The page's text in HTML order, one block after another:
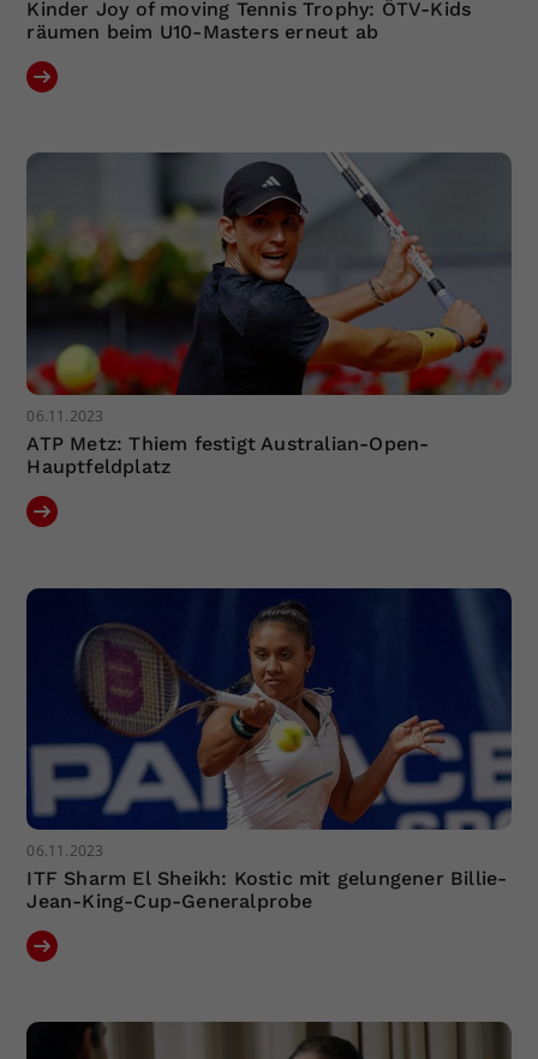
Kinder Joy of moving Tennis Trophy: ÖTV-Kids
räumen beim U10-Masters erneut ab
06.11.2023
ATP Metz: Thiem festigt Australian-Open-
Hauptfeldplatz
06.11.2023
ITF Sharm El Sheikh: Kostic mit gelungener Billie-
Jean-King-Cup-Generalprobe